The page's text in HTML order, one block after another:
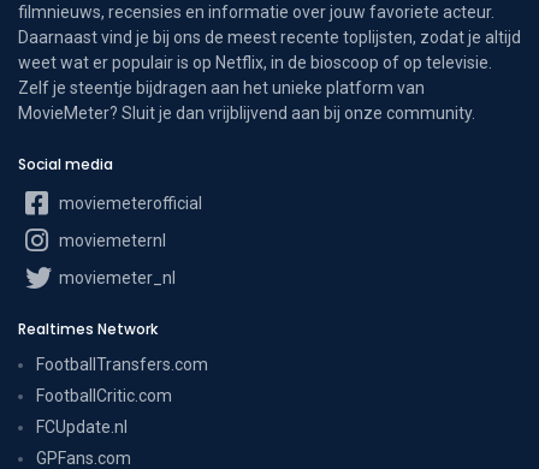
filmnieuws, recensies en informatie over jouw favoriete acteur.
Daarnaast vind je bij ons de meest recente toplijsten, zodat je altijd
weet wat er populair is op Netflix, in de bioscoop of op televisie.
Zelf je steentje bijdragen aan het unieke platform van
MovieMeter? Sluit je dan vrijblijvend aan bij onze community.
Social media
moviemeterofficial
moviemeternl
moviemeter_nl
Realtimes Network
FootballTransfers.com
FootballCritic.com
FCUpdate.nl
GPFans.com